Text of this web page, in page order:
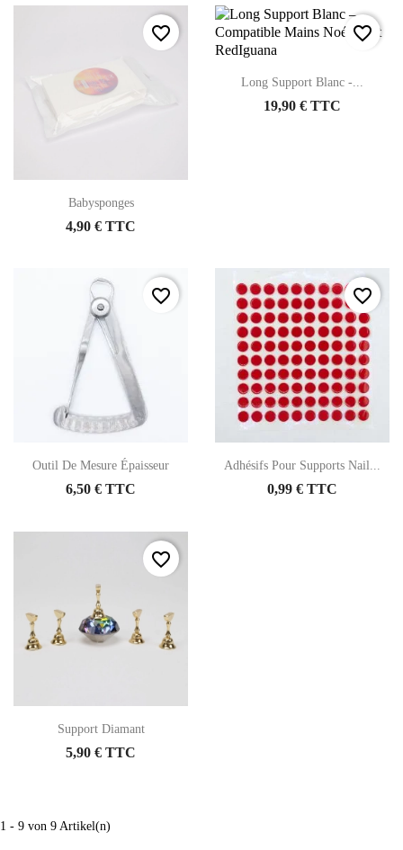
Babysponges
4,90 € TTC
favorite_border
Long Support Blanc -...
19,90 € TTC
favorite_border
Outil De Mesure Épaisseur
6,50 € TTC
favorite_border
Adhésifs Pour Supports Nail...
0,99 € TTC
favorite_border
Support Diamant
5,90 € TTC
favorite_border
1 - 9 von 9 Artikel(n)